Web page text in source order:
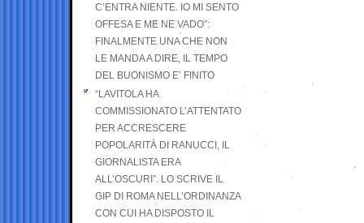
C’ENTRA NIENTE. IO MI SENTO
OFFESA E ME NE VADO”:
FINALMENTE UNA CHE NON
LE MANDA A DIRE, IL TEMPO
DEL BUONISMO E’ FINITO
“LAVITOLA HA
COMMISSIONATO L’ATTENTATO
PER ACCRESCERE
POPOLARITÀ DI RANUCCI, IL
GIORNALISTA ERA
ALL’OSCURI”. LO SCRIVE IL
GIP DI ROMA NELL’ORDINANZA
CON CUI HA DISPOSTO IL